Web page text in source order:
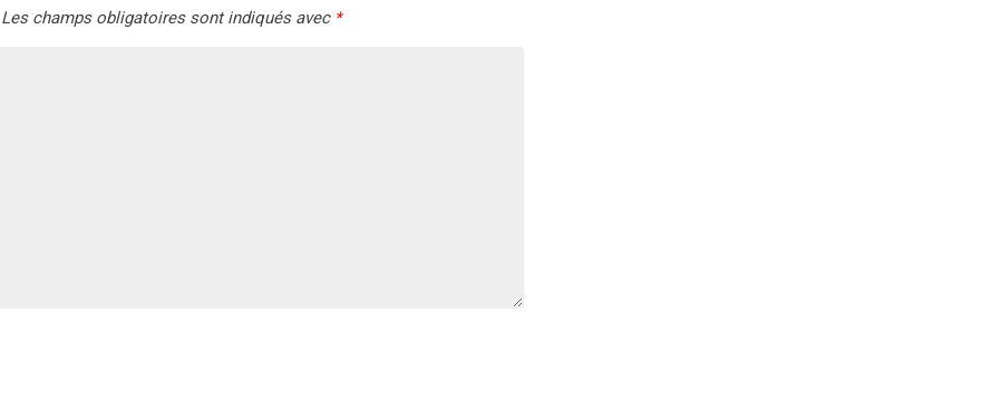
Les champs obligatoires sont indiqués avec *